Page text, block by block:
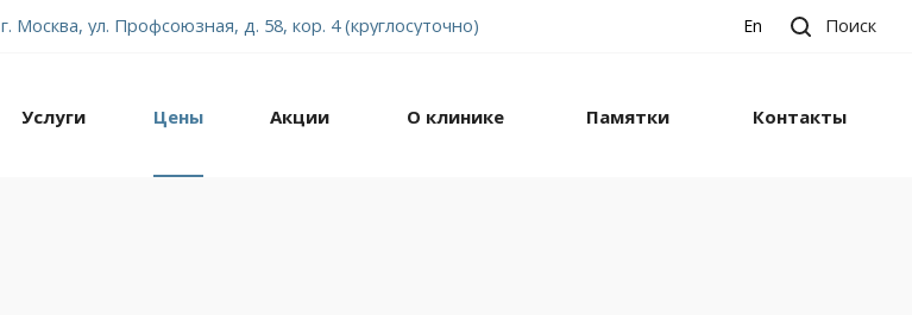
г. Москва, ул. Профсоюзная, д. 58, кор. 4 (круглосуточно) En Поиск
Услуги Цены Акции О клинике Памятки Контакты